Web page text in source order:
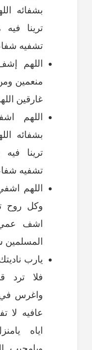
بشفائه
ترينا
تشفيه
اللهم
منعمين
غارقين
اللهم
بشفائه
ترينا
تشفيه
اللهم
وكل روح
اشف
المسلمين
يارب
فلا ترد
واغرس
عافيه لا
اياه